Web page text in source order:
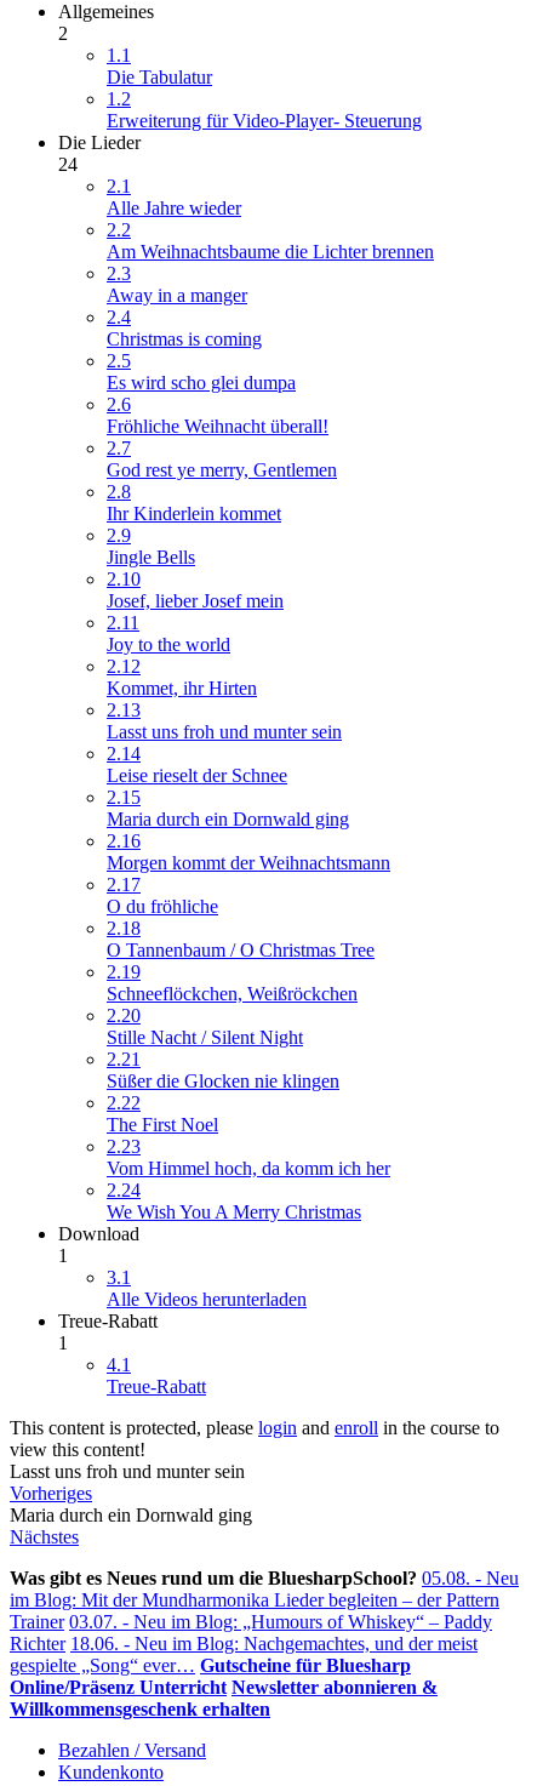
Allgemeines
2
1.1
Die Tabulatur
1.2
Erweiterung für Video-Player- Steuerung
Die Lieder
24
2.1
Alle Jahre wieder
2.2
Am Weihnachtsbaume die Lichter brennen
2.3
Away in a manger
2.4
Christmas is coming
2.5
Es wird scho glei dumpa
2.6
Fröhliche Weihnacht überall!
2.7
God rest ye merry, Gentlemen
2.8
Ihr Kinderlein kommet
2.9
Jingle Bells
2.10
Josef, lieber Josef mein
2.11
Joy to the world
2.12
Kommet, ihr Hirten
2.13
Lasst uns froh und munter sein
2.14
Leise rieselt der Schnee
2.15
Maria durch ein Dornwald ging
2.16
Morgen kommt der Weihnachtsmann
2.17
O du fröhliche
2.18
O Tannenbaum / O Christmas Tree
2.19
Schneeflöckchen, Weißröckchen
2.20
Stille Nacht / Silent Night
2.21
Süßer die Glocken nie klingen
2.22
The First Noel
2.23
Vom Himmel hoch, da komm ich her
2.24
We Wish You A Merry Christmas
Download
1
3.1
Alle Videos herunterladen
Treue-Rabatt
1
4.1
Treue-Rabatt
This content is protected, please login and enroll in the course to
view this content!
Lasst uns froh und munter sein
Vorheriges
Maria durch ein Dornwald ging
Nächstes
Was gibt es Neues rund um die BluesharpSchool? 05.08. - Neu
im Blog: Mit der Mundharmonika Lieder begleiten – der Pattern
Trainer 03.07. - Neu im Blog: „Humours of Whiskey“ – Paddy
Richter 18.06. - Neu im Blog: Nachgemachtes, und der meist
gespielte „Song“ ever… Gutscheine für Bluesharp
Online/Präsenz Unterricht Newsletter abonnieren &
Willkommensgeschenk erhalten
Bezahlen / Versand
Kundenkonto